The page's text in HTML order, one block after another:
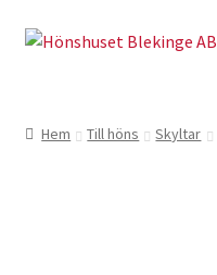
Hoppa
Hoppa
Hem Till höns Skyltar